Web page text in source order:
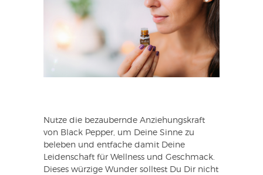
Nutze die bezaubernde Anziehungskraft
von Black Pepper, um Deine Sinne zu
beleben und entfache damit Deine
Leidenschaft für Wellness und Geschmack.
Dieses würzige Wunder solltest Du Dir nicht